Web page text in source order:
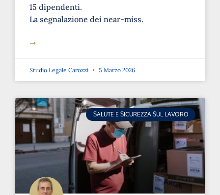
15 dipendenti.
La segnalazione dei near-miss.
➞
Studio Legale Carozzi 5 Marzo 2026
SALUTE E SICUREZZA SUL LAVORO